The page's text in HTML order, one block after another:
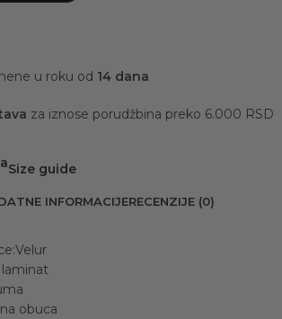
u roku od 14 dana
za iznose porudžbina preko 6.000 RSD
Size guide
INFORMACIJERECENZIJE (0)
obuca